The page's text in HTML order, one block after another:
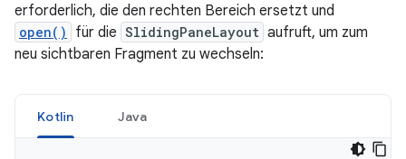
erforderlich, die den rechten Bereich ersetzt und
open() für die SlidingPaneLayout aufruft, um zum
neu sichtbaren Fragment zu wechseln:
Kotlin Java